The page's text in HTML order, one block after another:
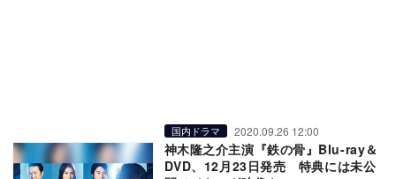
国内ドラマ 2020.09.26 12:00
神木隆之介主演『鉄の骨』Blu-ray＆
DVD、12月23日発売 特典には未公